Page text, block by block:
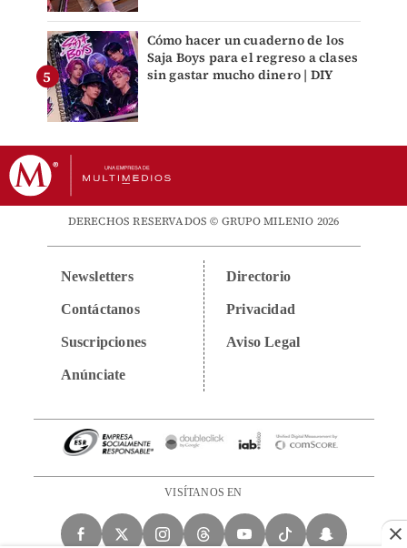
Cómo hacer un cuaderno de los
Saja Boys para el regreso a clases
sin gastar mucho dinero | DIY
DERECHOS RESERVADOS © GRUPO MILENIO 2026
Newsletters
Contáctanos
Suscripciones
Anúnciate
Directorio
Privacidad
Aviso Legal
VISÍTANOS EN